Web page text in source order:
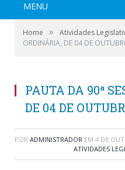
MENU
Home » Atividades
ORDINÁRIA, DE 04 DE
PAUTA DA 90ª
DE 04 DE
POR ADMINISTRADOR EM 4 DE
ATIVIDADES